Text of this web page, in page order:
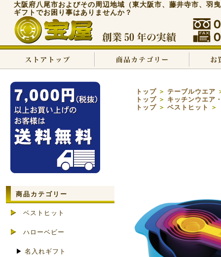
大阪府八尾市およびその周辺地域（東大阪市、藤井寺市、羽
ギフトでお困り事はありませんか？
トップ ＞ テーブルウエア
トップ ＞ キッチンウエア
トップ ＞ ベストヒット ＞
商品カテゴリー
ベストヒット
ハローベビー
▶ 名入れギフト